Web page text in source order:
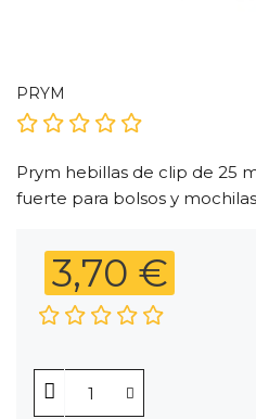
PRYM
Prym hebillas de clip de 25
fuerte para bolsos y
3,70 €